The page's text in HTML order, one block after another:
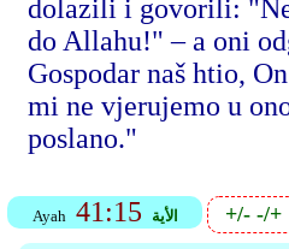
dolazili i govorili:
do Allahu!" – a oni
Gospodar naš htio,
mi ne vjerujemo u
poslano."
Ayah 41:15 الأية +/--/+